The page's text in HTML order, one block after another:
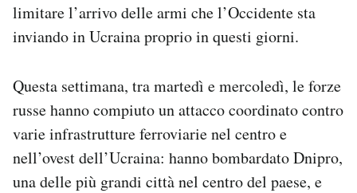
limitare l’arrivo delle armi che l’Occidente sta
inviando in Ucraina proprio in questi giorni.
Questa settimana, tra martedì e mercoledì, le forze
russe hanno compiuto un attacco coordinato contro
varie infrastrutture ferroviarie nel centro e
nell’ovest dell’Ucraina: hanno bombardato Dnipro,
una delle più grandi città nel centro del paese, e